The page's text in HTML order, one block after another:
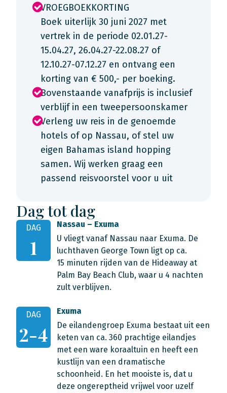
VROEGBOEKKORTING
Boek uiterlijk 30 juni 2027 met
vertrek in de periode 02.01.27-
15.04.27, 26.04.27-22.08.27 of
12.10.27-07.12.27 en ontvang een
korting van € 500,- per boeking.
Bovenstaande vanafprijs is inclusief
verblijf in een tweepersoonskamer
Verleng uw reis in de genoemde
hotels of op Nassau, of stel uw
eigen Bahamas island hopping
samen. Wij werken graag een
passend reisvoorstel voor u uit
Dag tot dag
DAG
1
Nassau – Exuma
U vliegt vanaf Nassau naar Exuma. De
luchthaven George Town ligt op ca.
15 minuten rijden van de Hideaway at
Palm Bay Beach Club, waar u 4 nachten
zult verblijven.
DAG
2-4
Exuma
De eilandengroep Exuma bestaat uit een
keten van ca. 360 prachtige eilandjes
met een ware koraaltuin en heeft een
kustlijn van een dramatische
schoonheid. En het mooiste is, dat u
deze ongereptheid vrijwel voor uzelf